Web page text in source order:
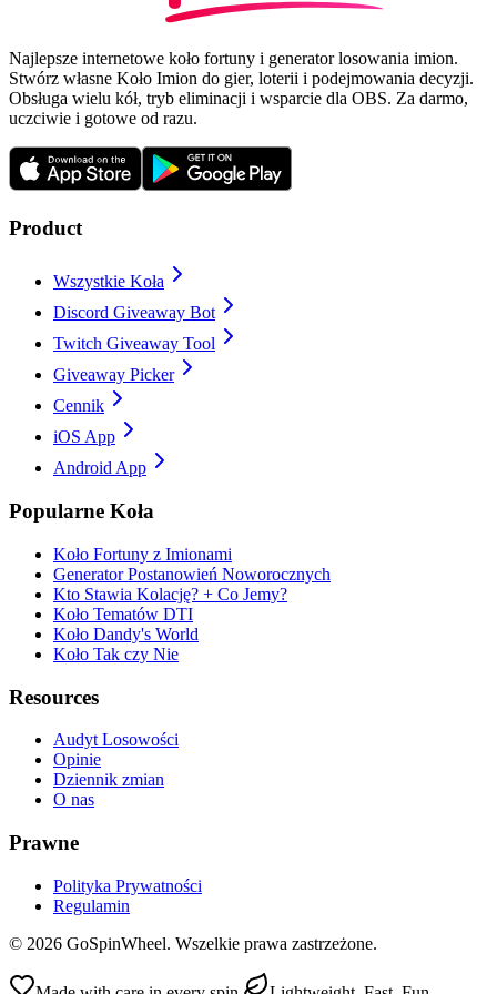
Najlepsze internetowe koło fortuny i generator losowania imion.
Stwórz własne Koło Imion do gier, loterii i podejmowania decyzji.
Obsługa wielu kół, tryb eliminacji i wsparcie dla OBS. Za darmo,
uczciwie i gotowe od razu.
Product
Wszystkie Koła
Discord Giveaway Bot
Twitch Giveaway Tool
Giveaway Picker
Cennik
iOS App
Android App
Popularne Koła
Koło Fortuny z Imionami
Generator Postanowień Noworocznych
Kto Stawia Kolację? + Co Jemy?
Koło Tematów DTI
Koło Dandy's World
Koło Tak czy Nie
Resources
Audyt Losowości
Opinie
Dziennik zmian
O nas
Prawne
Polityka Prywatności
Regulamin
© 2026 GoSpinWheel. Wszelkie prawa zastrzeżone.